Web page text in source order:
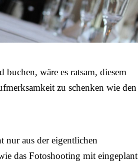
wäre es ratsam, diesem
zu schenken wie den
nur aus der eigentlichen
das Fotoshooting mit eingeplant